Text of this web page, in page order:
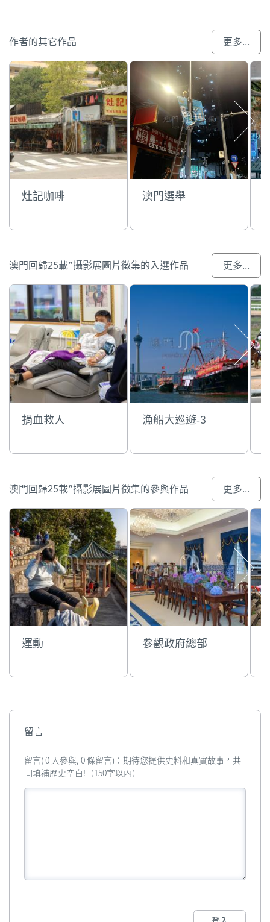
作者的其它作品 更多...
灶記咖啡 澳門選舉
澳門回歸25載”攝影展圖片徵集的入選作品 更多...
捐血救人 漁船大巡遊-3
澳門回歸25載”攝影展圖片徵集的參與作品 更多...
運動 参觀政府總部
留言
留言( 0 人參與, 0 條留言)：期待您提供史料和真實故事，共
同填補歷史空白!（150字以內）